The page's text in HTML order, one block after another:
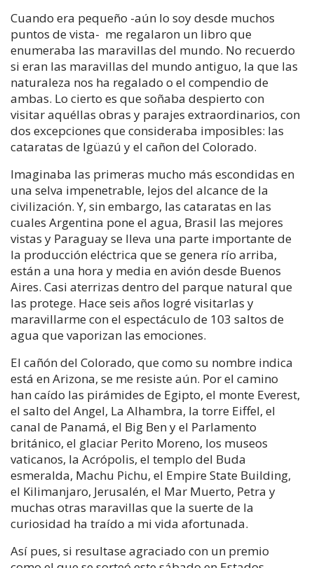
Cuando era pequeño -aún lo soy desde muchos
puntos de vista- me regalaron un libro que
enumeraba las maravillas del mundo. No recuerdo
si eran las maravillas del mundo antiguo, la que las
naturaleza nos ha regalado o el compendio de
ambas. Lo cierto es que soñaba despierto con
visitar aquéllas obras y parajes extraordinarios, con
dos excepciones que consideraba imposibles: las
cataratas de Igüazú y el cañon del Colorado.
Imaginaba las primeras mucho más escondidas en
una selva impenetrable, lejos del alcance de la
civilización. Y, sin embargo, las cataratas en las
cuales Argentina pone el agua, Brasil las mejores
vistas y Paraguay se lleva una parte importante de
la producción eléctrica que se genera río arriba,
están a una hora y media en avión desde Buenos
Aires. Casi aterrizas dentro del parque natural que
las protege. Hace seis años logré visitarlas y
maravillarme con el espectáculo de 103 saltos de
agua que vaporizan las emociones.
El cañón del Colorado, que como su nombre indica
está en Arizona, se me resiste aún. Por el camino
han caído las pirámides de Egipto, el monte Everest,
el salto del Angel, La Alhambra, la torre Eiffel, el
canal de Panamá, el Big Ben y el Parlamento
británico, el glaciar Perito Moreno, los museos
vaticanos, la Acrópolis, el templo del Buda
esmeralda, Machu Pichu, el Empire State Building,
el Kilimanjaro, Jerusalén, el Mar Muerto, Petra y
muchas otras maravillas que la suerte de la
curiosidad ha traído a mi vida afortunada.
Así pues, si resultase agraciado con un premio